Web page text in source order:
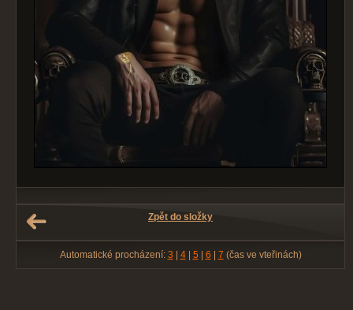
Zpět do složky
Automatické procházení: 3 4| 5 6 7 (čas ve vteřinách)